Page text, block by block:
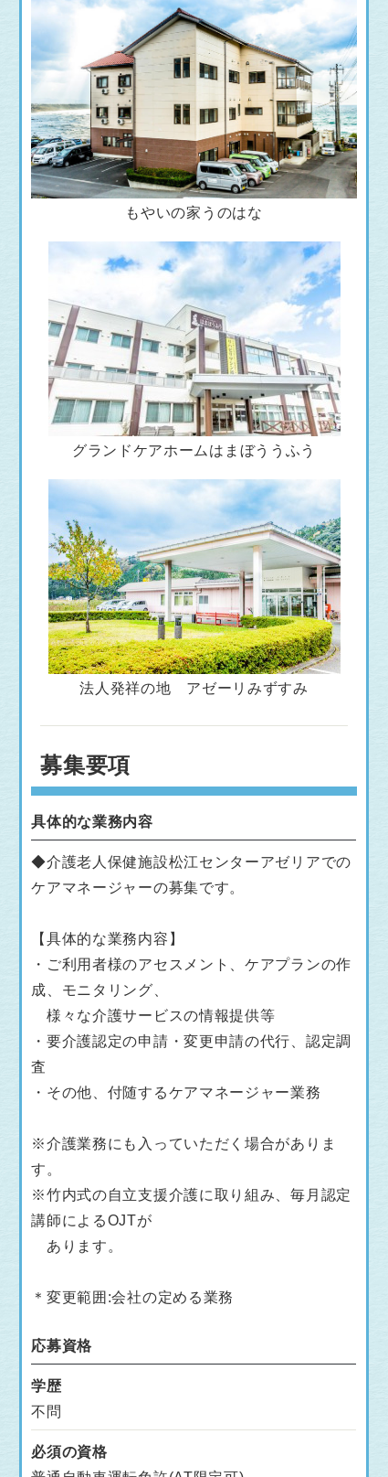
もやいの家うのはな
グランドケアホームはまぼううふう
法人発祥の地 アゼーリみずすみ
募集要項
具体的な業務内容
◆介護老人保健施設松江センターアゼリアでの
ケアマネージャーの募集です。
【具体的な業務内容】
・ご利用者様のアセスメント、ケアプランの作
成、モニタリング、
様々な介護サービスの情報提供等
・要介護認定の申請・変更申請の代行、認定調
査
・その他、付随するケアマネージャー業務
※介護業務にも入っていただく場合がありま
す。
※竹内式の自立支援介護に取り組み、毎月認定
講師によるOJTが
あります。
＊変更範囲:会社の定める業務
応募資格
学歴
不問
必須の資格